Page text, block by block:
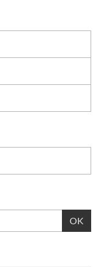
OK